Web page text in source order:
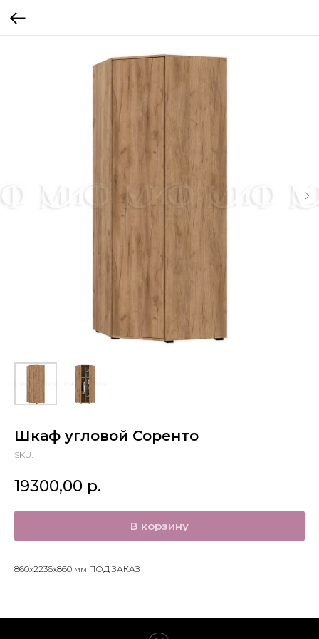
Шкаф угловой Соренто
SKU:
19300,00 р.
В корзину
860х2236х860 мм ПОД ЗАКАЗ